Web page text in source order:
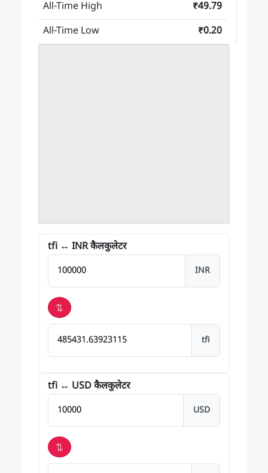
All-Time High
₹49.79
All-Time Low
₹0.20
tfi ↔ INR कैलकुलेटर
INR
⇅
tfi
tfi ↔ USD कैलकुलेटर
USD
⇅